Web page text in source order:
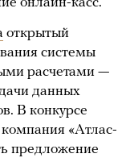
открытый
системы
расчетами —
данных
В конкурсе
«Атлас-
предложение